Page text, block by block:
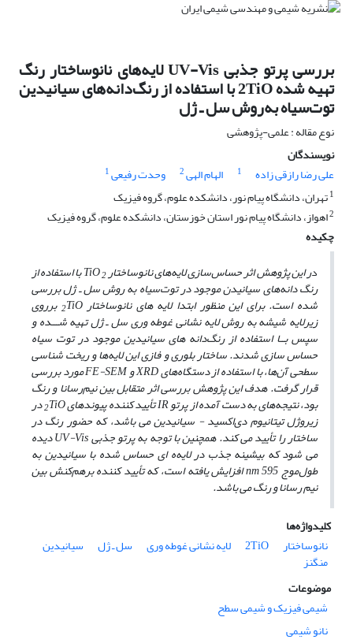
بررسی پرتو جذبی UV-Vis لایه‌های نانوساختار رنگ
تهیه شده 2TiO با استفاده از رنگ‌دانه‌های سیانیدین
توت‌سیاه به‌روش سل ـ ژل
نوع مقاله : علمی-پژوهشی
نویسندگان
علی رضا رازقی زاده
1 الهام الهی2 وحدت رفیعی1
1تهران، دانشگاه پیام نور، دانشکده علوم، گروه فیزیک
2اهواز، دانشگاه پیام نور استان خوزستان، دانشکده علوم، گروه فیزیک
چکیده
در این پژوهش اثر حساس‌سازی لایه‌های نانوساختار2
TiOبا استفاده از
رنگ دانه‌های سیانیدن موجود در توت‌سیاه به روش سل ـ ژل بررسی
شده است. برای این منظور ابتدا لایه ‌های نانوساختار 2 TiO برروی
زیرلایه شیشه به روش لایه‌ نشانی غوطه‌ وری سل ـ ‌ژل تهیه شـــده و
سپس بــا استفاده از رنگ‌دانه‌ های سیانیدین موجود در توت‌ سیاه
حساس‌ سازی شدند. ساختار بلوری و فازی این لایه‌‌ها و ریخت شناسی
سطحی آن‌ها، با استفاده از دستگاه‌های XRD و FE-SEM مورد بررسی
قرار گرفت. هدف این پژوهش بررسی اثر متقابل بین نیم‌رسانا و رنگ
بود،‍‍ نتیجه‌های به دست آمده از پرتو IR تأیید کننده پیوندهای 2TiO در
زیروژل تیتانیوم دی‌اکسید - سیانیدین می‌ باشد، که حضور رنگ در
ساختار را تأیید می ‌کند. همچنین با توجه به پرتو جذبی UV-Vis دیده
می‌ شود که بیشینه جذب در لایه‌ه ای حساس شده با سیانیدین به
طول‌موج nm 595 افزایش یافته است، که تأیید کننده برهم‌کنش بین
نیم رسانا و رنگ می‌ باشد.
کلیدواژه‌ها
نانوساختار
2TiO لایه نشانی غوطه وری سل ـ ژل سیانیدین
منگنز
موضوعات
شیمی فیزیک و شیمی سطح
نانو شیمی